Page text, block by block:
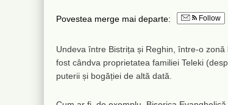
Povestea merge mai departe: Follow
Undeva între Bistrița și Reghin, între-o
fost cândva proprietatea familiei Teleki
puterii și bogăției de altă dată.